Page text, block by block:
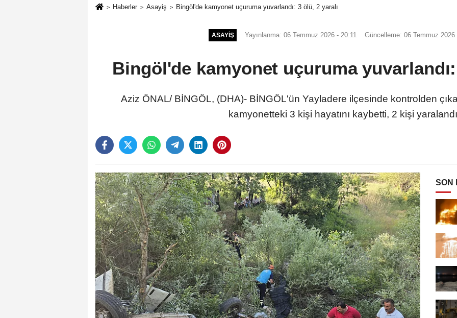
Haberler Asayiş Bingöl'de kamyonet uçuruma yuvarlandı: 3 ölü, 2 yaralı
ASAYIŞ Yayınlanma: 06 Temmuz 2026 - 20:11 Güncelleme: 06 Temmuz 2026
Bingöl'de kamyonet uçuruma
Aziz ÖNAL/ BİNGÖL, (DHA)- BİNGÖL'ün Yayladere ilçesinde kontrolden
kamyonetteki 3 kişi hayatını kaybetti, 2 kişi yaralandı
SON